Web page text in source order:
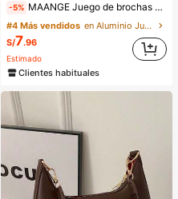
-5% MAANGE Juego de brochas de maquillaje profesional de 1/7/5/11/13/16/19/21/24 piezas, incluye bolsa de almacenamiento, tubo de almacenamiento, accesorios de maquillaje, brocha de bronceado, brocha iluminadora, brocha correctora, brocha de base, brocha de rubor, brocha de sombras de ojos, brocha de cejas, brocha de contorno, brocha de polvo y otras herramientas de maquillaje multiusos, juego de maquillaje completo, juego de brochas de maquillaje esencial para viajes, regalo exquisito para mujeres y niñas
#4 Más vendidos
en Aluminio Juegos De Pinceles
S/7.96
Estimado
Clientes habituales